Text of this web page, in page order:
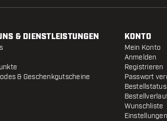
& DIENSTLEISTUNGEN
& Geschenkgutscheine
KONTO
Mein Konto
Anmelden
Registrieren
Passwort
Bestellstatus
Wunschliste
Einstellungen